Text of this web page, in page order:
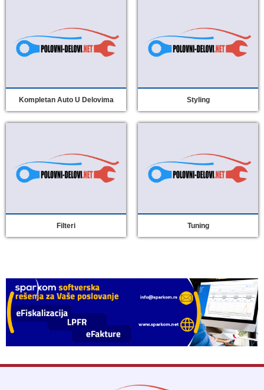
Kompletan Auto U Delovima Styling
Filteri Tuning